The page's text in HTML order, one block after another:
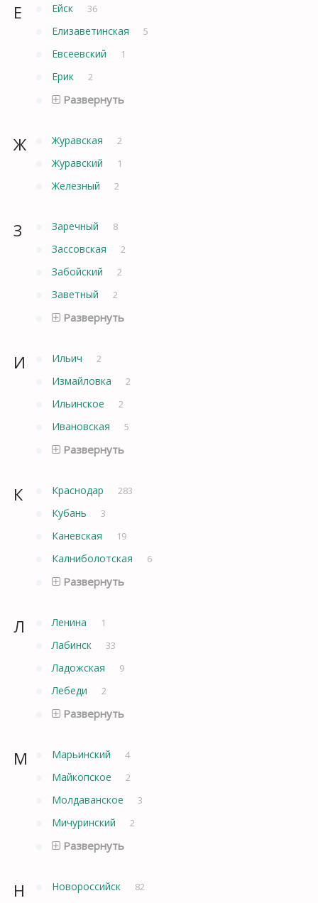
Е Ейск 36
Елизаветинская 5
Евсеевский 1
Ерик 2
Развернуть
Ж Журавская 2
Журавский 1
Железный 2
З Заречный 8
Зассовская 2
Забойский 2
Заветный 2
Развернуть
И Ильич 2
Измайловка 2
Ильинское 2
Ивановская 5
Развернуть
К Краснодар 283
Кубань 3
Каневская 19
Калниболотская 6
Развернуть
Л Ленина 1
Лабинск 33
Ладожская 9
Лебеди 2
Развернуть
М Марьинский 4
Майкопское 2
Молдаванское 3
Мичуринский 2
Развернуть
Н Новороссийск 82